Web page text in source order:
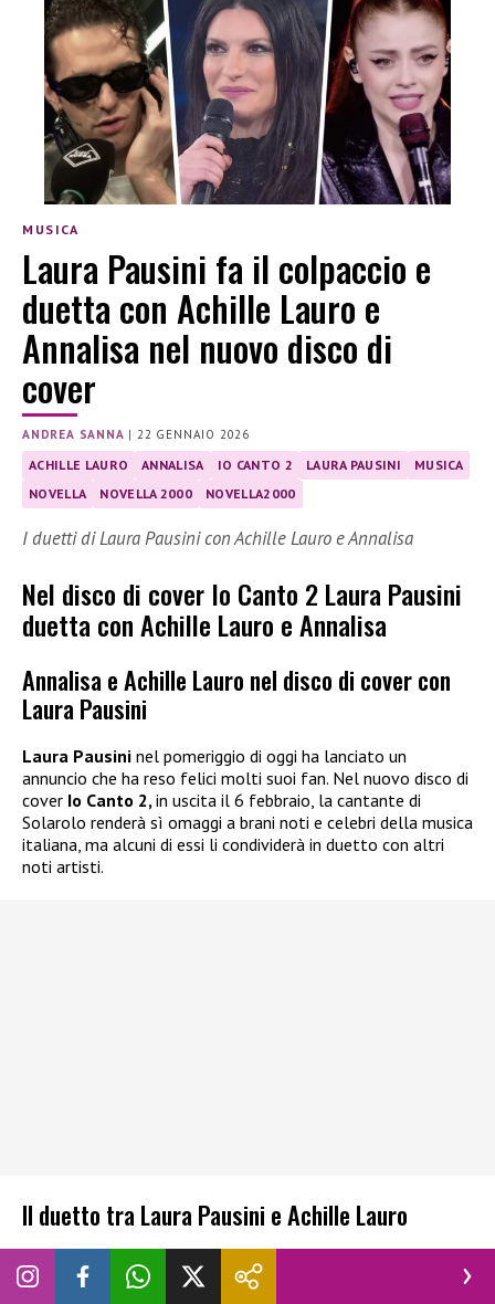
MUSICA
Laura Pausini fa il colpaccio e
duetta con Achille Lauro e
Annalisa nel nuovo disco di
cover
ANDREA SANNA |22 GENNAIO 2026
ACHILLE LAURO ANNALISA IO CANTO 2 LAURA PAUSINI
MUSICA
NOVELLA
NOVELLA 2000 NOVELLA2000
I duetti di Laura Pausini con Achille Lauro e Annalisa
Nel disco di cover Io Canto 2 Laura Pausini
duetta con Achille Lauro e Annalisa
Annalisa e Achille Lauro nel disco di cover con
Laura Pausini
Laura Pausini nel pomeriggio di oggi ha lanciato un
annuncio che ha reso felici molti suoi fan. Nel nuovo disco di
cover Io Canto 2, in uscita il 6 febbraio, la cantante di
Solarolo renderà sì omaggi a brani noti e celebri della musica
italiana, ma alcuni di essi li condividerà in duetto con altri
noti artisti.
Il duetto tra Laura Pausini e Achille Lauro
Dopo La dernièr chanson (Due vite)
novità di oggi, resa nota dalla stessa